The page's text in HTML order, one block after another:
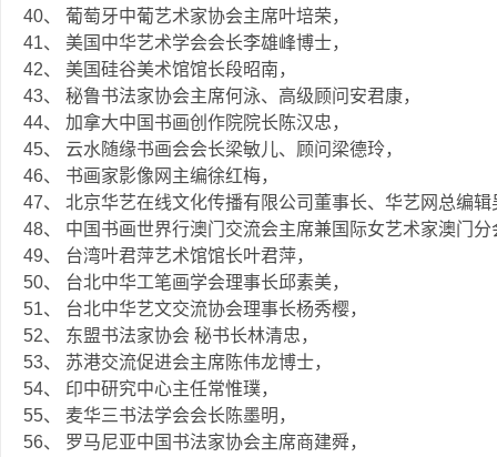
40、 葡萄牙中葡艺术家协会主席叶培荣，
41、 美国中华艺术学会会长李雄峰博士，
42、 美国硅谷美术馆馆长段昭南，
43、 秘鲁书法家协会主席何泳、高级顾问安君康，
44、 加拿大中国书画创作院院长陈汉忠，
45、 云水随缘书画会会长梁敏儿、顾问梁德玲，
46、 书画家影像网主编徐红梅，
47、 北京华艺在线文化传播有限公司董事长、华艺网总编
48、 中国书画世界行澳门交流会主席兼国际女艺术家澳门
49、 台湾叶君萍艺术馆馆长叶君萍，
50、 台北中华工笔画学会理事长邱素美，
51、 台北中华艺文交流协会理事长杨秀樱，
52、 东盟书法家协会 秘书长林清忠，
53、 苏港交流促进会主席陈伟龙博士，
54、 印中研究中心主任常惟璞，
55、 麦华三书法学会会长陈墨明，
56、 罗马尼亚中国书法家协会主席商建舜，